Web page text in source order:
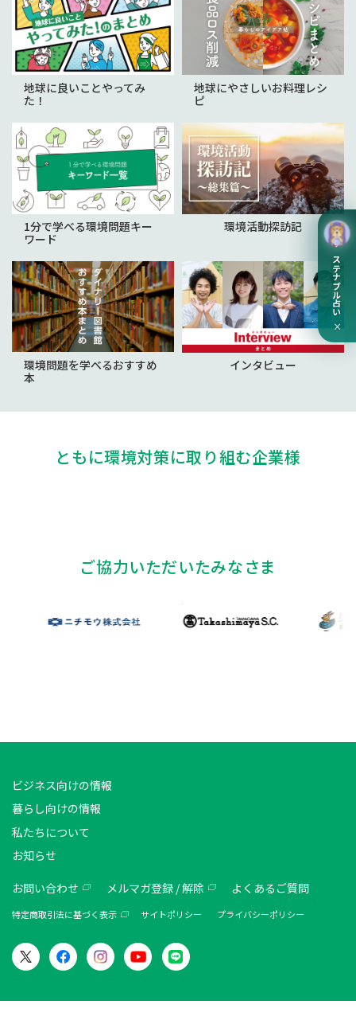
地球に良いことやってみ
た！
地球にやさしいお料理レシ
ピ
1分で学べる環境問題キー
ワード
環境活動探訪記
環境問題を学べるおすすめ
本
インタビュー
ともに環境対策に取り組む企業様
ご協力いただいたみなさま
ビジネス向けの情報
暮らし向けの情報
私たちについて
お知らせ
お問い合わせ メルマガ登録 / 解除 よくあるご質問
特定商取引法に基づく表示 サイトポリシー プライバシーポリシー
サステナブル占い
×